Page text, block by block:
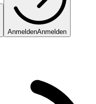
AnmeldenAnmelden